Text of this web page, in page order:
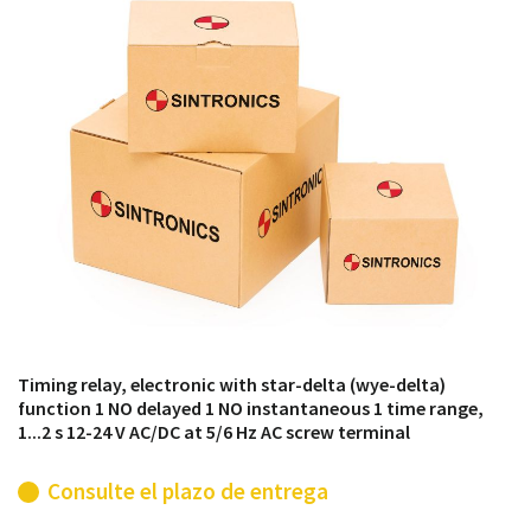
módulos antiguos a un alto nivel técnico o sustitución
de módulos descontinuados por módulos del propio
Timing relay, electronic with star-delta (wye-delta)
function 1 NO delayed 1 NO instantaneous 1 time range,
1...2 s 12-24 V AC/DC at 5/6 Hz AC screw terminal
Consulte el plazo de entrega